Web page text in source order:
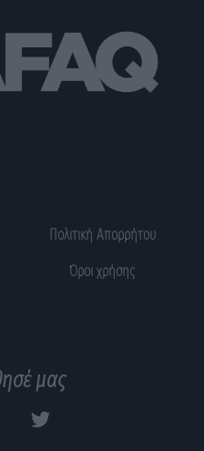
Πολιτική Απορρήτου
Όροι χρήσης
μας